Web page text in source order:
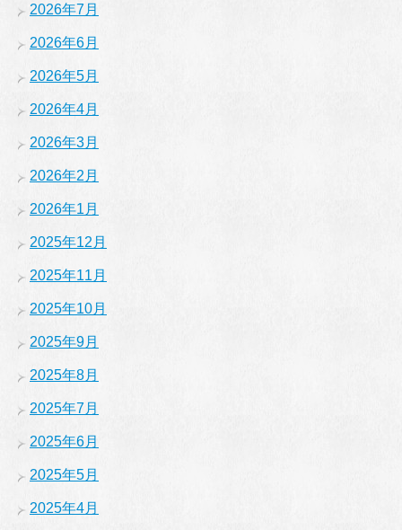
2026年7月
2026年6月
2026年5月
2026年4月
2026年3月
2026年2月
2026年1月
2025年12月
2025年11月
2025年10月
2025年9月
2025年8月
2025年7月
2025年6月
2025年5月
2025年4月